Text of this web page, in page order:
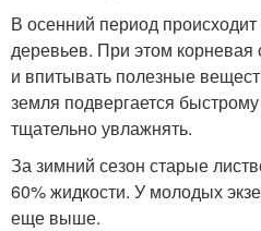
В осенний период
деревьев. При этом корневая
и впитывать полезные
земля подвергается
тщательно увлажнять.
За зимний сезон старые
60% жидкости. У молодых
еще выше.